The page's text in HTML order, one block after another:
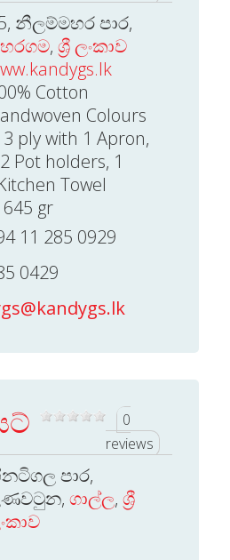
නීලම්මහර පාර,
, ශ්‍රී ලංකාව
Cotton
Colours
ply with 1 Apron,
Pot holders, 1
Towel
gr
11 285 0929
0429
0
reviews
පාර,
ගාල්ල, ශ්‍රී